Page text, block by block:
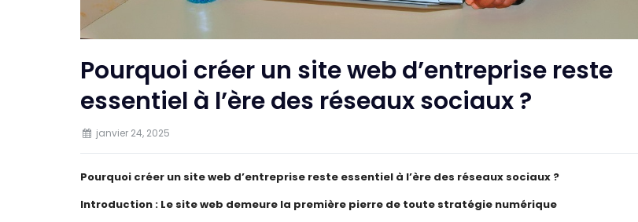
Pourquoi créer un site web d’entreprise reste
essentiel à l’ère des réseaux sociaux ?
janvier 24, 2025
Pourquoi créer un site web d’entreprise reste essentiel à l’ère des réseaux sociaux ?
Introduction : Le site web demeure la première pierre de toute stratégie numérique